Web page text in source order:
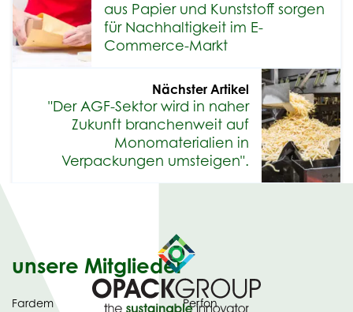
aus Papier und Kunststoff sorgen
für Nachhaltigkeit im E-
Commerce-Markt
Nächster Artikel
"Der AGF-Sektor wird in naher
Zukunft branchenweit auf
Monomaterialien in
Verpackungen umsteigen".
unsere Mitglieder
Fardem
Perfon